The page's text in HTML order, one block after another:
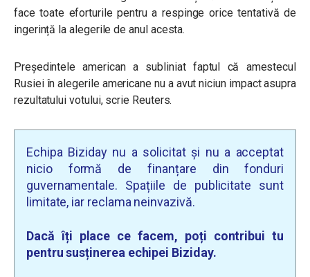
face toate eforturile pentru a respinge orice tentativă de
ingerință la alegerile de anul acesta.
Președintele american a subliniat faptul că amestecul
Rusiei în alegerile americane nu a avut niciun impact asupra
rezultatului votului, scrie Reuters.
Echipa Biziday nu a solicitat și nu a acceptat
nicio formă de finanțare din fonduri
guvernamentale. Spațiile de publicitate sunt
limitate, iar reclama neinvazivă.
Dacă îți place ce facem, poți contribui tu
pentru susținerea echipei Biziday.